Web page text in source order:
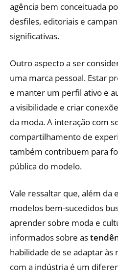
agência bem conceituada
desfiles, editoriais e
significativas.
Outro aspecto a ser
uma marca pessoal. Estar
e manter um perfil ativo e
a visibilidade e criar
da moda. A interação com
compartilhamento de
também contribuem para
pública do modelo.
Vale ressaltar que, além da
modelos bem-sucedidos
aprender sobre moda e
informados sobre as
habilidade de se adaptar às
com a indústria é um